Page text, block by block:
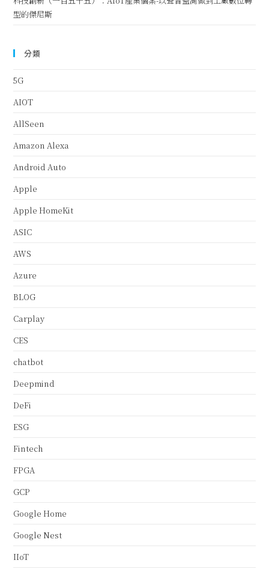
型的傑尼斯
分類
5G
AIOT
AllSeen
Amazon Alexa
Android Auto
Apple
Apple HomeKit
ASIC
AWS
Azure
BLOG
Carplay
CES
chatbot
Deepmind
DeFi
ESG
Fintech
FPGA
GCP
Google Home
Google Nest
IIoT